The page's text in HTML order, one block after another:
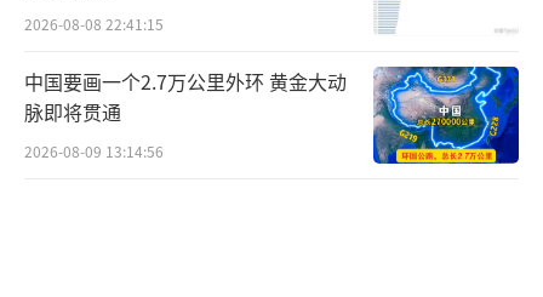
2026-08-08 22:41:15
中国要画一个2.7万公里外环 黄金大动
脉即将贯通
2026-08-09 13:14:56